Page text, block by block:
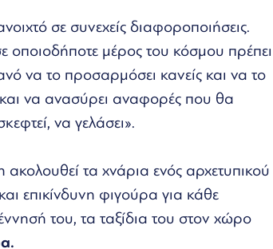
σε συνεχείς διαφοροποιήσεις.
οποιοδήποτε μέρος του κόσμου πρέπει
να το προσαρμόσει κανείς και να το
και να ανασύρει αναφορές που θα
να γελάσει».
τα χνάρια ενός αρχετυπικού
επικίνδυνη φιγούρα για κάθε
του, τα ταξίδια του στον χώρο